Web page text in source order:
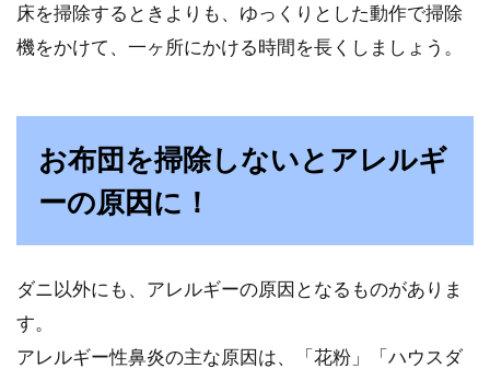
床を掃除するときよりも、ゆっくりとした動作で掃除
機をかけて、一ヶ所にかける時間を長くしましょう。
お布団を掃除しないとアレルギ
ーの原因に！
ダニ以外にも、アレルギーの原因となるものがありま
す。
アレルギー性鼻炎の主な原因は、「花粉」「ハウスダ